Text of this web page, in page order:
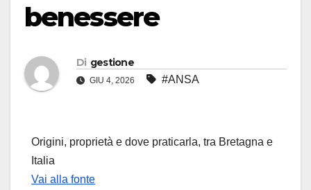
benessere
Di gestione
GIU 4, 2026 #ANSA
Origini, proprietà e dove praticarla, tra Bretagna e
Italia
Vai alla fonte